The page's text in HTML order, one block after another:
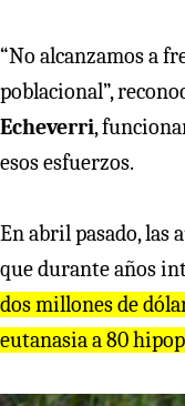
“No alcanzamos a
poblacional”,
Echeverri,
esos esfuerzos.
En abril pasado, las
que durante años
dos millones de
eutanasia a 80